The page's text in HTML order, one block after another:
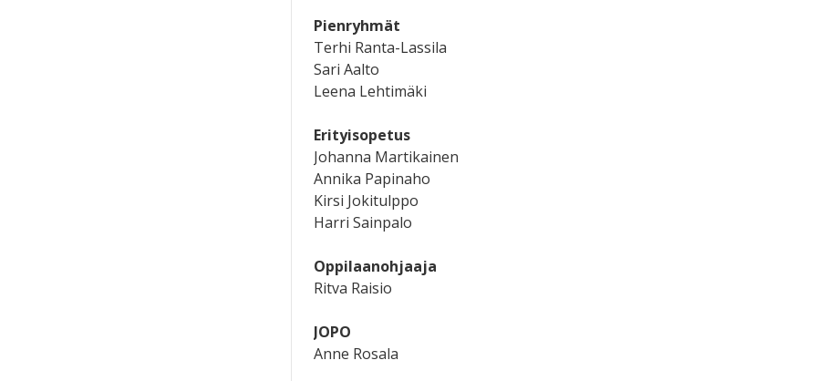
Pienryhmät
Terhi Ranta-Lassila
Sari Aalto
Leena Lehtimäki
Erityisopetus
Johanna Martikainen
Annika Papinaho
Kirsi Jokitulppo
Harri Sainpalo
Oppilaanohjaaja
Ritva Raisio
JOPO
Anne Rosala